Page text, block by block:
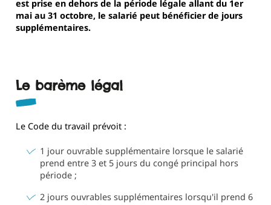
est prise en dehors de la période légale allant du 1er
mai au 31 octobre, le salarié peut bénéficier de jours
supplémentaires.
Le barème légal
Le Code du travail prévoit :
1 jour ouvrable supplémentaire lorsque le salarié
prend entre 3 et 5 jours du congé principal hors
période ;
2 jours ouvrables supplémentaires lorsqu'il prend 6